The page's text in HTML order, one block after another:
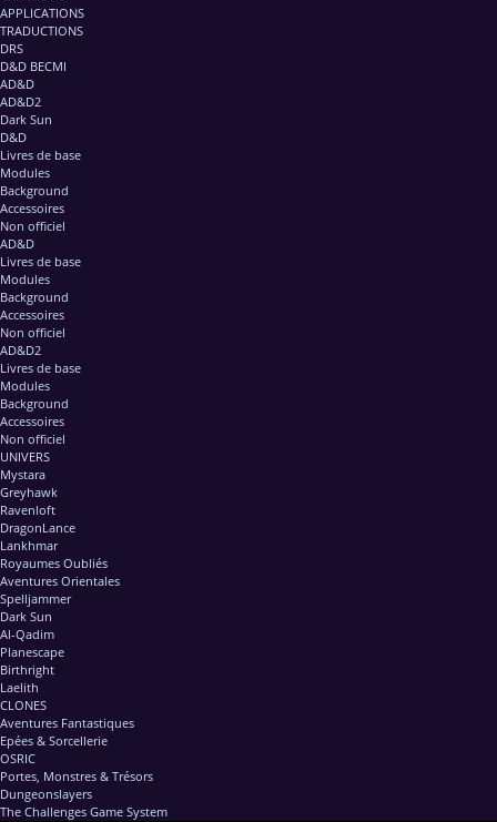
APPLICATIONS
TRADUCTIONS
DRS
D&D BECMI
AD&D
AD&D2
Dark Sun
D&D
Livres de base
Modules
Background
Accessoires
Non officiel
AD&D
Livres de base
Modules
Background
Accessoires
Non officiel
AD&D2
Livres de base
Modules
Background
Accessoires
Non officiel
UNIVERS
Mystara
Greyhawk
Ravenloft
DragonLance
Lankhmar
Royaumes Oubliés
Aventures Orientales
Spelljammer
Dark Sun
Al-Qadim
Planescape
Birthright
Laelith
CLONES
Aventures Fantastiques
Epées & Sorcellerie
OSRIC
Portes, Monstres & Trésors
Dungeonslayers
The Challenges Game System